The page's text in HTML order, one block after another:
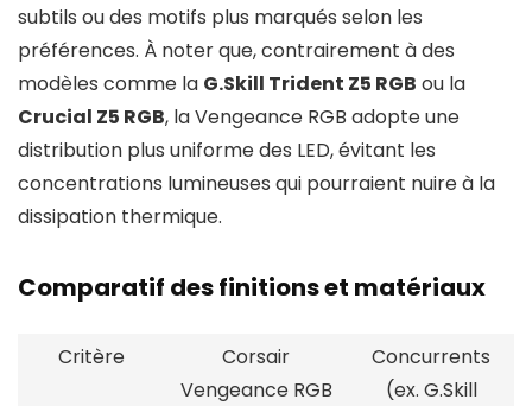
subtils ou des motifs plus marqués selon les
préférences. À noter que, contrairement à des
modèles comme la G.Skill Trident Z5 RGB ou la
Crucial Z5 RGB, la Vengeance RGB adopte une
distribution plus uniforme des LED, évitant les
concentrations lumineuses qui pourraient nuire à la
dissipation thermique.
Comparatif des finitions et matériaux
Critère
Corsair
Vengeance RGB
Concurrents
(ex. G.Skill